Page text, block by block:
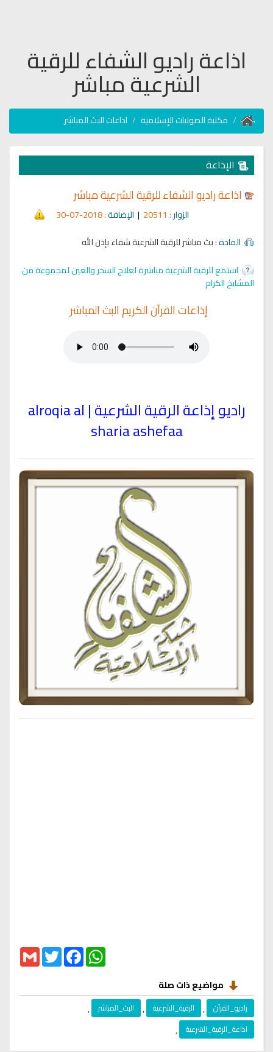
اذاعة راديو الشفاء للرقية
الشرعية مباشر
مكتبة الصوتيات الإسلامية اذاعات البث المباشر
الإذاعة
اذاعة راديو الشفاء للرقية الشرعية مباشر
الزوار: 20511
| الإضافة: 2018-07-30
المادة: بث مباشر للرقية الشرعية شفاء بإذن الله
استمع للرقية الشرعية مباشرة لعلاج السحر والعين لمجموعة من
المشايخ الكرام
إذاعات القرآن الكريم البث المباشر
راديو إذاعة الرقية الشرعية | alroqia al
sharia ashefaa
GmailTwitter
FacebookWhatsApp
مواضيع ذات صلة
راديو_القرآن , الرقية_الشرعية , البث_المباشر ,
اذاعة_الرقية_الشرعية ,